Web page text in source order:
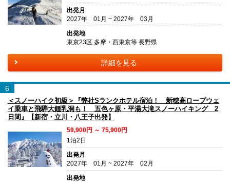
出発月
2027年 01月 ~ 2027年 03月
出発地
東京23区 多摩・西東京等 長野県
詳細を見る
6
＜スノーハイク初級＞『弊社Sランクホテル宿泊！ 新穂高ロープウェ
イ乗車と飛騨大鍾乳洞も！ 五色ヶ原・平湯大滝スノーハイキング 2
日間』【新宿・立川・八王子出発】
59,900円 ～ 75,900円
1泊2日
出発月
2027年 01月 ~ 2027年 02月
出発地